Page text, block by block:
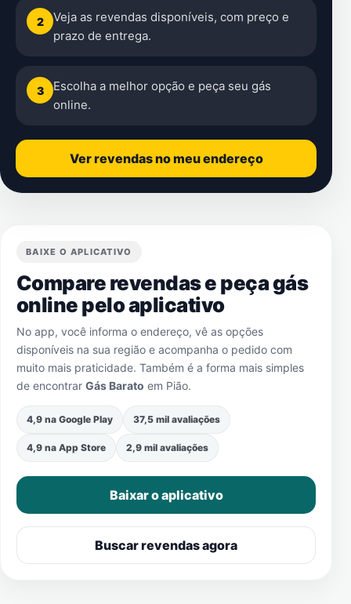
2
Veja as revendas disponíveis, com preço e
prazo de entrega.
3
Escolha a melhor opção e peça seu gás
online.
Ver revendas no meu endereço
BAIXE O APLICATIVO
Compare revendas e peça gás
online pelo aplicativo
No app, você informa o endereço, vê as opções
disponíveis na sua região e acompanha o pedido com
muito mais praticidade. Também é a forma mais simples
de encontrar Gás Barato em Pião.
4,9 na Google Play 37,5 mil avaliações
4,9 na App Store 2,9 mil avaliações
Baixar o aplicativo
Buscar revendas agora